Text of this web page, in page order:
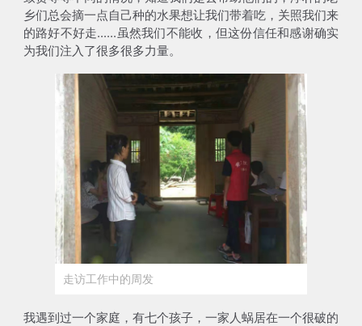
乡们总会摘一点自己种的水果想让我们带着吃，关照我们来
的路好不好走......虽然我们不能收，但这份信任和感谢确实
为我们注入了很多很多力量。
走访工作中的周发
我遇到过一个家庭，有七个孩子，一家人蜗居在一个很破的